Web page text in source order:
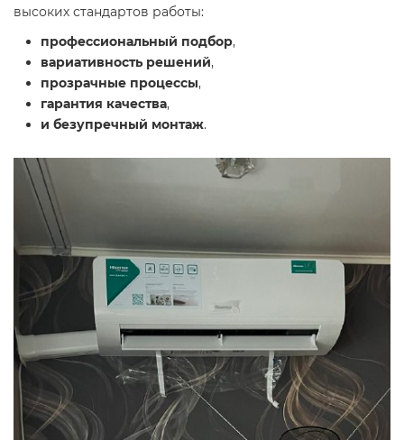
высоких стандартов работы:
профессиональный подбор,
вариативность решений,
прозрачные процессы,
гарантия качества,
и безупречный монтаж.